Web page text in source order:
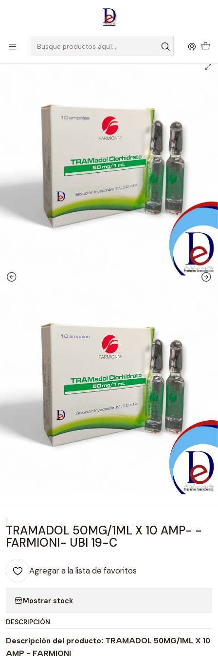
, Si eres nuevo regístrate
TRAMADOL 50MG/1ML X 10 AMP- - FARMIONI- UBI 19-C
TRAMADOL 50MG/1ML X 10 AMP- -
FARMIONI- UBI 19-C
Agregar a la lista de favoritos
Mostrar stock
DESCRIPCIÓN
Descripción del producto: TRAMADOL 50MG/1ML X 10
AMP - FARMIONI